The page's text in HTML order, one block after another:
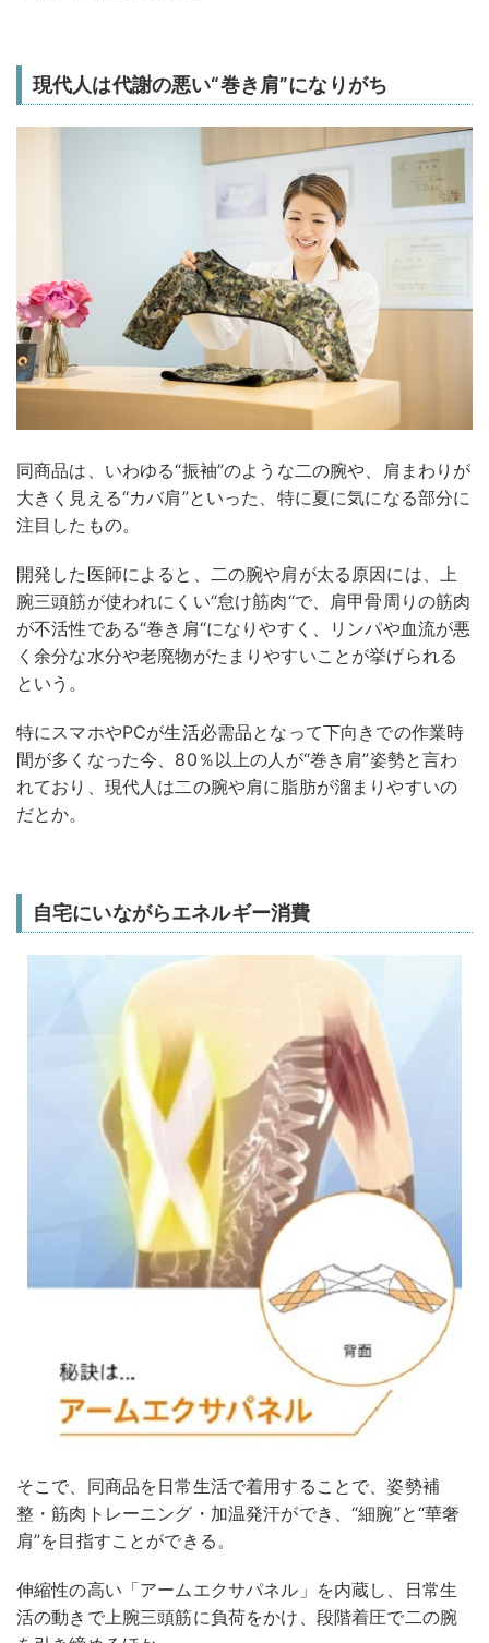
現代人は代謝の悪い“巻き肩”になりがち
同商品は、いわゆる“振袖”のような二の腕や、肩まわりが
大きく見える“カバ肩”といった、特に夏に気になる部分に
注目したもの。
開発した医師によると、二の腕や肩が太る原因には、上
腕三頭筋が使われにくい“怠け筋肉“で、肩甲骨周りの筋肉
が不活性である“巻き肩“になりやすく、リンパや血流が悪
く余分な水分や老廃物がたまりやすいことが挙げられる
という。
特にスマホやPCが生活必需品となって下向きでの作業時
間が多くなった今、80％以上の人が“巻き肩”姿勢と言わ
れており、現代人は二の腕や肩に脂肪が溜まりやすいの
だとか。
自宅にいながらエネルギー消費
そこで、同商品を日常生活で着用することで、姿勢補
整・筋肉トレーニング・加温発汗ができ、“細腕”と“華奢
肩”を目指すことができる。
伸縮性の高い「アームエクサパネル」を内蔵し、日常生
活の動きで上腕三頭筋に負荷をかけ、段階着圧で二の腕